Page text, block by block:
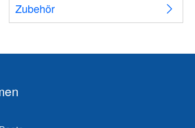
Zubehör